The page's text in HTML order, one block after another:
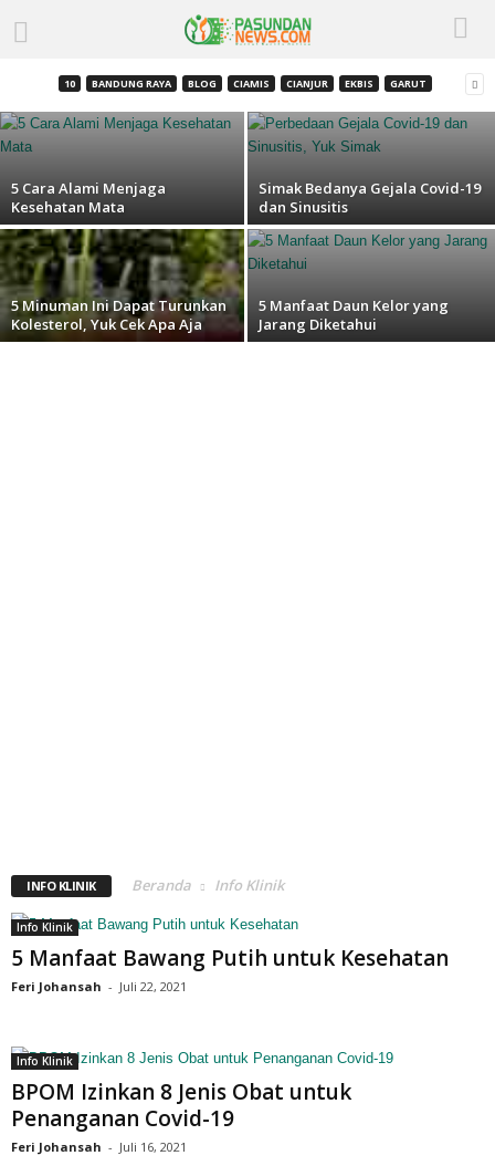
10 BANDUNG RAYA BLOG CIAMIS CIANJUR EKBIS GARUT
Catat, Ini 6 Manfaat Listerine Zero untuk
Feri Johansah - April 16, 2023
5 Cara Alami Menjaga
Kesehatan Mata
Simak Bedanya Gejala Covid-19
dan Sinusitis
5 Minuman Ini Dapat Turunkan
Kolesterol, Yuk Cek Apa Aja
5 Manfaat Daun Kelor yang
Jarang Diketahui
INFO KLINIK Beranda Info Klinik
Info Klinik
5 Manfaat Bawang Putih untuk Kesehatan
Feri Johansah - Juli 22, 2021
Info Klinik
BPOM Izinkan 8 Jenis Obat untuk
Penanganan Covid-19
Feri Johansah - Juli 16, 2021